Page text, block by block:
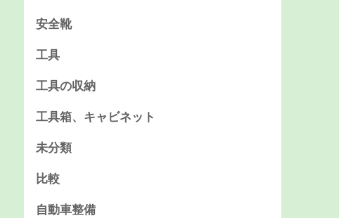
安全靴
工具
工具の収納
工具箱、キャビネット
未分類
比較
自動車整備